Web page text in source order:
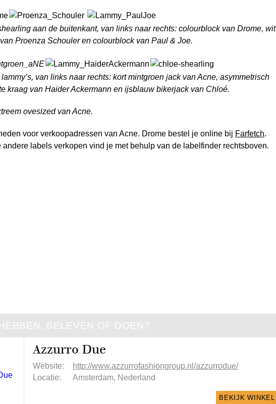
aan de buitenkant, van links naar rechts: colourblock van Drome, wit
Proenza Schouler en colourblock van Paul & Joe.
van links naar rechts: kort mintgroen jack van Acne, asymmetrisch
kraag van Haider Ackermann en ijsblauw bikerjack van Chloé.
ovesized van Acne.
voor verkoopadressen van Acne. Drome bestel je online bij Farfetch.
andere labels verkopen vind je met behulp van de labelfinder rechtsboven.
BELEVEN OF DOEN?
Azzurro Due
Website:
http://www.azzurrofashiongroup.nl/azzurrodue/
Locatie:
Amsterdam, Nederland
BEKIJK WINKEL